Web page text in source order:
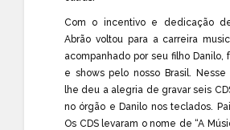
Com o incentivo e dedicação
Abrão voltou para a carreira
acompanhado por seu filho Danilo,
e shows pelo nosso Brasil. Nesse
lhe deu a alegria de gravar seis
no órgão e Danilo nos teclados.
Os CDS levaram o nome de “A